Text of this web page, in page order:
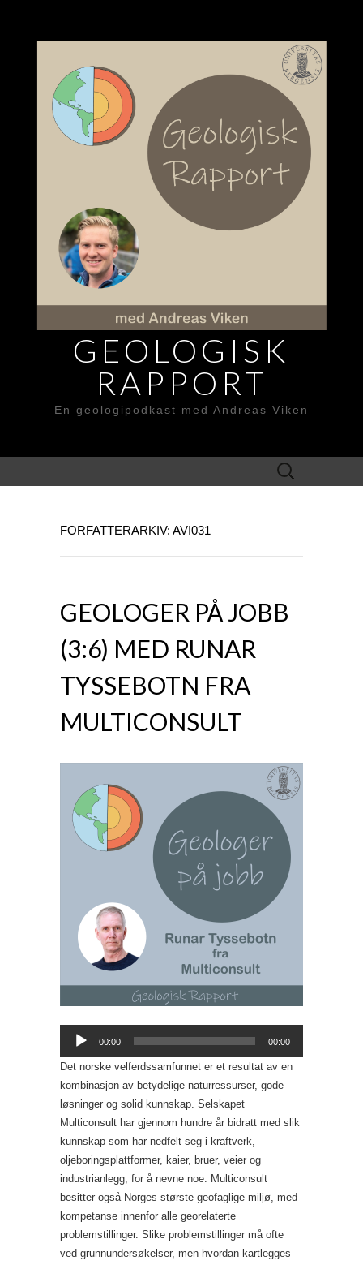
GEOLOGISK
RAPPORT
En geologipodkast med Andreas Viken
Søk
etter:
FORFATTERARKIV: AVI031
GEOLOGER PÅ JOBB
(3:6) MED RUNAR
TYSSEBOTN FRA
MULTICONSULT
Lydavspiller
00:00 00:00
Det norske velferdssamfunnet er et resultat av en
kombinasjon av betydelige naturressurser, gode
løsninger og solid kunnskap. Selskapet
Multiconsult har gjennom hundre år bidratt med slik
kunnskap som har nedfelt seg i kraftverk,
oljeboringsplattformer, kaier, bruer, veier og
industrianlegg, for å nevne noe. Multiconsult
besitter også Norges største geofaglige miljø, med
kompetanse innenfor alle georelaterte
problemstillinger. Slike problemstillinger må ofte
ved grunnundersøkelser, men hvordan kartlegges